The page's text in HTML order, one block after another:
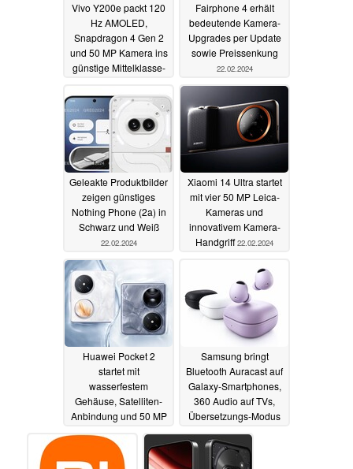
Vivo Y200e packt 120
Hz AMOLED,
Snapdragon 4 Gen 2
und 50 MP Kamera ins
günstige Mittelklasse-
Fairphone 4 erhält
bedeutende Kamera-
Upgrades per Update
sowie Preissenkung
22.02.2024
Geleakte Produktbilder
zeigen günstiges
Nothing Phone (2a) in
Schwarz und Weiß
22.02.2024
Xiaomi 14 Ultra startet
mit vier 50 MP Leica-
Kameras und
innovativem Kamera-
Handgriff22.02.2024
Huawei Pocket 2
startet mit
wasserfestem
Gehäuse, Satelliten-
Anbindung und 50 MP
22.02.2024
Samsung bringt
Bluetooth Auracast auf
Galaxy-Smartphones,
360 Audio auf TVs,
Übersetzungs-Modus
21.02.2024